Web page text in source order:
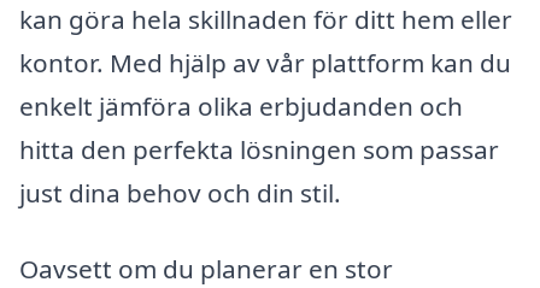
kan göra hela skillnaden för ditt hem eller
kontor. Med hjälp av vår plattform kan du
enkelt jämföra olika erbjudanden och
hitta den perfekta lösningen som passar
just dina behov och din stil.
Oavsett om du planerar en stor